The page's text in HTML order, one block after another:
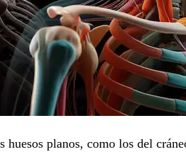
huesos planos, como los del